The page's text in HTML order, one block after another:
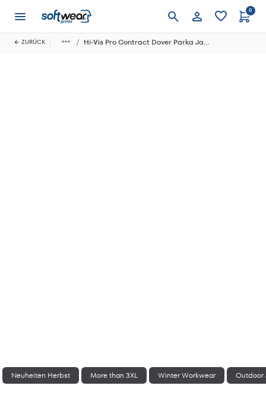
Anmelden
0
ZURÜCK Hi-Vis Pro Contract Dover Parka Jacket
Neuheiten Herbst More than 3XL Winter Workwear